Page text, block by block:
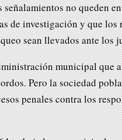
no queden
de investigación y que los
sean llevados ante los
municipal que
Pero la sociedad
penales contra los